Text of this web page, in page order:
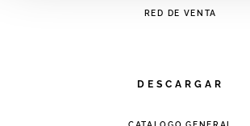
RED DE VENTA
DESCARGAR